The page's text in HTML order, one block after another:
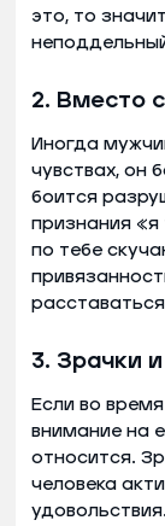
это, то
2. Вместо
Иногда
чувствах, он
боится
признания
по тебе
3. Зрачки
Если во
внимание на
относится.
человека